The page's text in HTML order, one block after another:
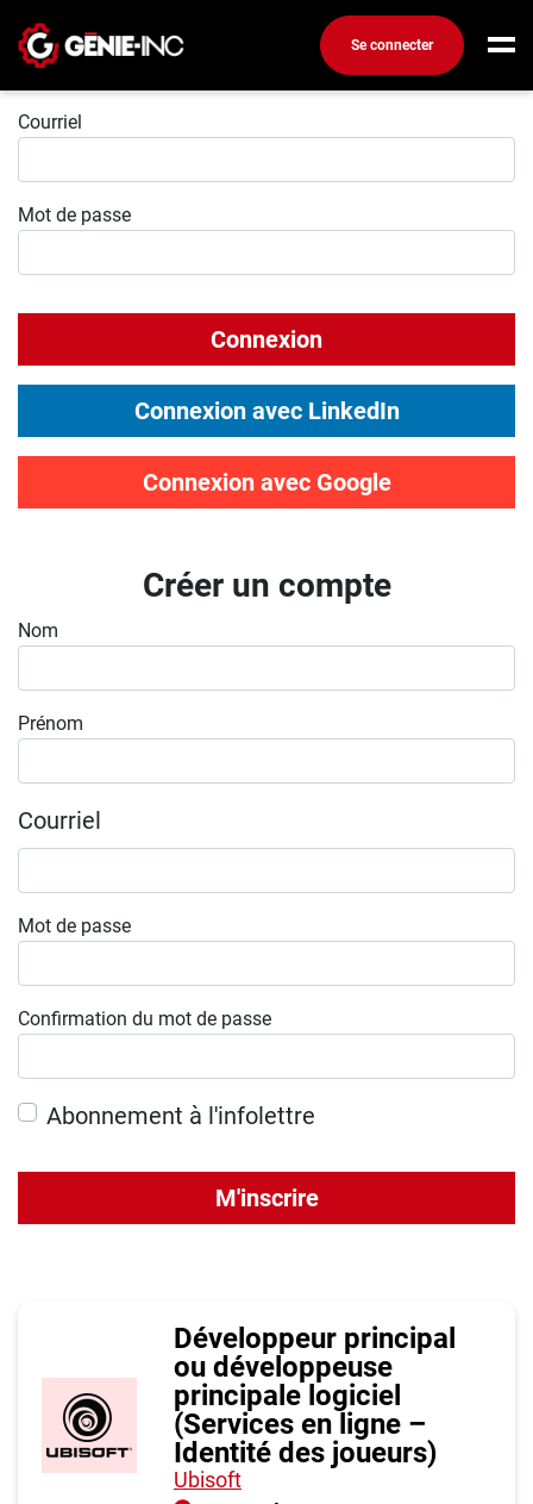
Se connecter
Connexion
Emplois
Ma boîte à outils
Conseils carrière
Métiers
Nos chroniques
Publiez une offre d'emploi
Connexion
Courriel
Mot de passe
Connexion
Connexion avec LinkedIn
Connexion avec Google
Créer un compte
Nom
Prénom
Courriel
Mot de passe
Confirmation du mot de passe
Abonnement à l'infolettre
M'inscrire
Développeur principal
ou développeuse
principale logiciel
(Services en ligne –
Identité des joueurs)
Ubisoft